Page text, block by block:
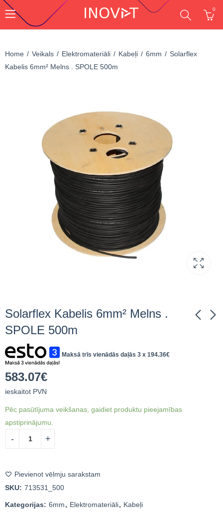
0
Home Veikals Elektromateriāli Kabeļi 6mm
Solarflex
Kabelis 6mm² Melns . SPOLE 500m
Solarflex Kabelis 6mm² Melns .
SPOLE 500m
2,5-6mm2
kabelis 4mm² melns
Maksā trīs vienādās daļās 3 x 194.36€
583.07€
ieskaitot PVN
Pēc pasūtījuma veikšanas, gaidiet produktu pieejamības
apstiprinājumu.
Pievienot vēlmju sarakstam
SKU: 713531_500
Kategorijas: 6mm, Elektromateriāli, Kabeļi